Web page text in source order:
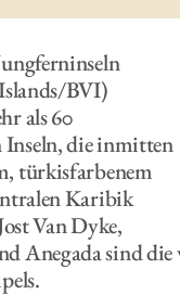
BVI)
als 60
Inseln, die inmitten
türkisfarbenem
Karibik
Van Dyke,
Anegada sind